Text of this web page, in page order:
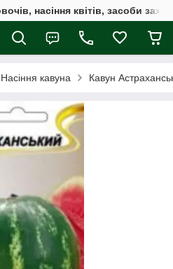
насіння квітів, засоби
Насіння кавуна Кавун